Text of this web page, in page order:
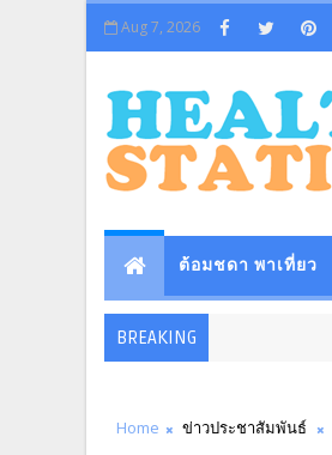
Aug 7, 2026
ต้อมชดา พาเที่ยว
BREAKING
Home ข่าวประชาสัมพันธ์